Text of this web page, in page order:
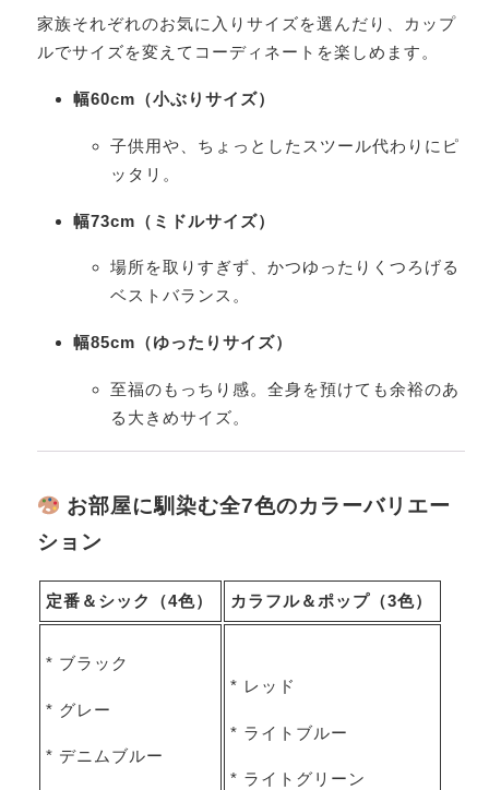
家族それぞれのお気に入りサイズを選んだり、カップ
ルでサイズを変えてコーディネートを楽しめます。
幅60cm（小ぶりサイズ）
子供用や、ちょっとしたスツール代わりにピ
ッタリ。
幅73cm（ミドルサイズ）
場所を取りすぎず、かつゆったりくつろげる
ベストバランス。
幅85cm（ゆったりサイズ）
至福のもっちり感。全身を預けても余裕のあ
る大きめサイズ。
お部屋に馴染む全7色のカラーバリエー
ション
定番＆シック（4色） カラフル＆ポップ（3色）
* ブラック
* グレー
* デニムブルー
* レッド
* ライトブルー
* ライトグリーン